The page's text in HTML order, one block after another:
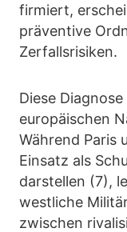
firmiert,
präventive
Zerfallsrisiken.
Diese
europäischen
Während Paris
Einsatz als
darstellen (7),
westliche
zwischen